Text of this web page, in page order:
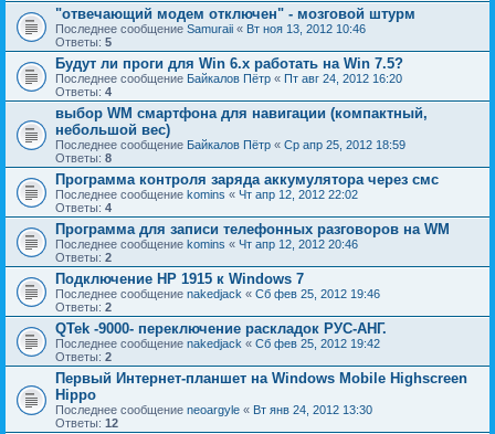
"отвечающий модем отключен" - мозговой штурм
Последнее сообщение Samuraii « Вт ноя 13, 2012 10:46
Ответы: 5
Будут ли проги для Win 6.x работать на Win 7.5?
Последнее сообщение Байкалов Пётр « Пт авг 24, 2012 16:20
Ответы: 4
выбор WM смартфона для навигации (компактный,
небольшой вес)
Последнее сообщение Байкалов Пётр « Ср апр 25, 2012 18:59
Ответы: 8
Программа контроля заряда аккумулятора через смс
Последнее сообщение komins « Чт апр 12, 2012 22:02
Ответы: 4
Программа для записи телефонных разговоров на WM
Последнее сообщение komins « Чт апр 12, 2012 20:46
Ответы: 2
Подключение HP 1915 к Windows 7
Последнее сообщение nakedjack « Сб фев 25, 2012 19:46
Ответы: 2
QTek -9000- переключение раскладок РУС-АНГ.
Последнее сообщение nakedjack « Сб фев 25, 2012 19:42
Ответы: 2
Первый Интернет-планшет на Windows Mobile Highscreen
Hippo
Последнее сообщение neoargyle « Вт янв 24, 2012 13:30
Ответы: 12